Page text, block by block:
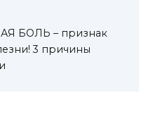
БОЛЬ – признак
3 причины